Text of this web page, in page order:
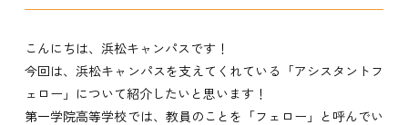
こんにちは、浜松キャンパスです！
今回は、浜松キャンパスを支えてくれている「アシスタントフ
ェロー」について紹介したいと思います！
第一学院高等学校では、教員のことを「フェロー」と呼んでい